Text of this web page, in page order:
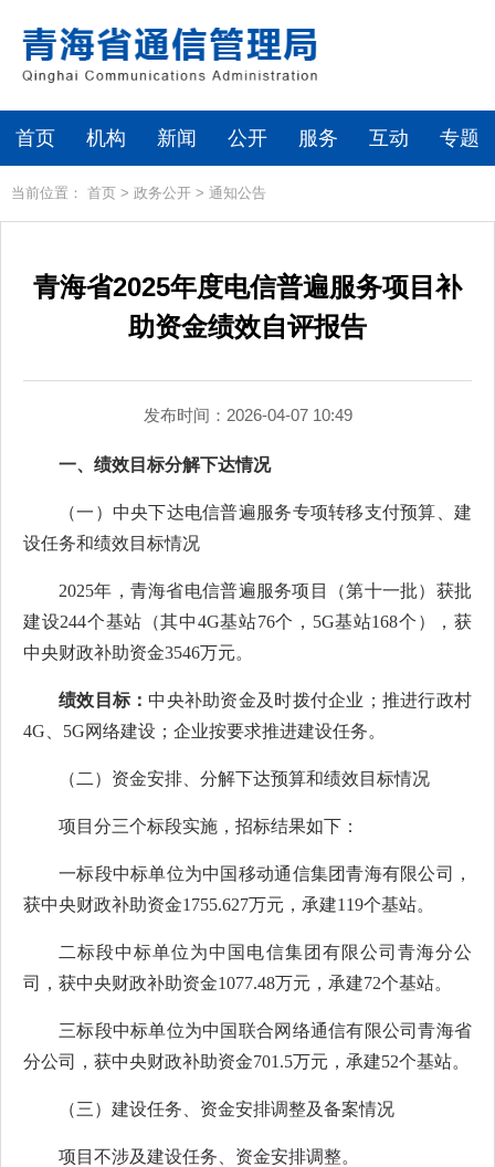
首页 机构 新闻 公开 服务 互动 专题
当前位置： 首页 > 政务公开 > 通知公告
青海省2025年度电信普遍服务项目补
助资金绩效自评报告
发布时间：2026-04-07 10:49
一、绩效目标分解下达情况
（一）中央下达电信普遍服务专项转移支付预算、建
设任务和绩效目标情况
2025年，青海省电信普遍服务项目（第十一批）获批
建设244个基站（其中4G基站76个，5G基站168个），获
中央财政补助资金3546万元。
绩效目标： 中央补助资金及时拨付企业；推进行政村
4G、5G网络建设；企业按要求推进建设任务。
（二）资金安排、分解下达预算和绩效目标情况
项目分三个标段实施，招标结果如下：
一标段中标单位为中国移动通信集团青海有限公司，
获中央财政补助资金1755.627万元，承建119个基站。
二标段中标单位为中国电信集团有限公司青海分公
司，获中央财政补助资金1077.48万元，承建72个基站。
三标段中标单位为中国联合网络通信有限公司青海省
分公司，获中央财政补助资金701.5万元，承建52个基站。
（三）建设任务、资金安排调整及备案情况
项目不涉及建设任务、资金安排调整。